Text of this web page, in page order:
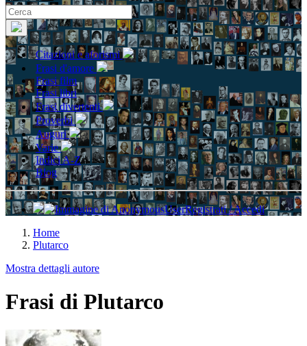
Citazioni e aforismi
Frasi d'amore
Frasi film
Frasi libri
Frasi divertenti
Proverbi
Auguri
Varie
Indici A-Z
Blog
Registrati / Accedi
Home
Plutarco
Mostra dettagli autore
Frasi di Plutarco